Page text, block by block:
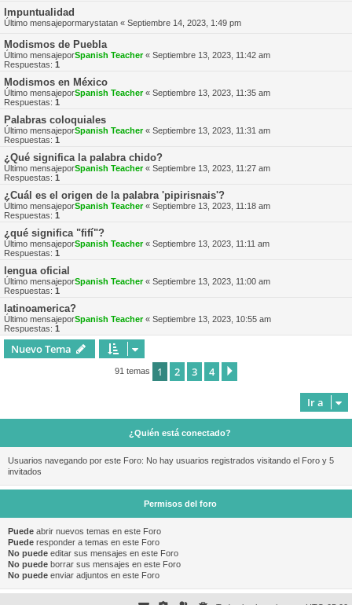
Impuntualidad
Último mensajepormarystatan « Septiembre 14, 2023, 1:49 pm
Modismos de Puebla
Último mensajeporSpanish Teacher« Septiembre 13, 2023, 11:42 am
Respuestas: 1
Modismos en México
Último mensajeporSpanish Teacher« Septiembre 13, 2023, 11:35 am
Respuestas: 1
Palabras coloquiales
Último mensajeporSpanish Teacher« Septiembre 13, 2023, 11:31 am
Respuestas: 1
¿Qué significa la palabra chido?
Último mensajeporSpanish Teacher« Septiembre 13, 2023, 11:27 am
Respuestas: 1
¿Cuál es el origen de la palabra 'pipirisnais'?
Último mensajeporSpanish Teacher« Septiembre 13, 2023, 11:18 am
Respuestas: 1
¿qué significa "fifí"?
Último mensajeporSpanish Teacher« Septiembre 13, 2023, 11:11 am
Respuestas: 1
lengua oficial
Último mensajeporSpanish Teacher« Septiembre 13, 2023, 11:00 am
Respuestas: 1
latinoamerica?
Último mensajeporSpanish Teacher« Septiembre 13, 2023, 10:55 am
Respuestas: 1
Nuevo Tema
91 temas 1 2 3 4
Ir a
¿Quién está conectado?
Usuarios navegando por este Foro: No hay usuarios registrados visitando el Foro y 5
invitados
Permisos del foro
Puede abrir nuevos temas en este Foro
Puede responder a temas en este Foro
No puede editar sus mensajes en este Foro
No puede borrar sus mensajes en este Foro
No puede enviar adjuntos en este Foro